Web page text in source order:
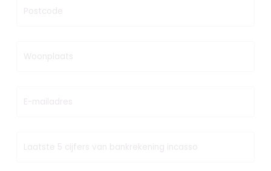
Postcode
Woonplaats
E-mailadres
Laatste 5 cijfers van bankrekening incasso